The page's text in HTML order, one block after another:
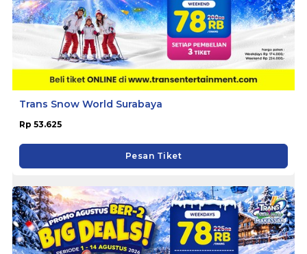
Trans Snow World Surabaya
Rp 53.625
Pesan Tiket